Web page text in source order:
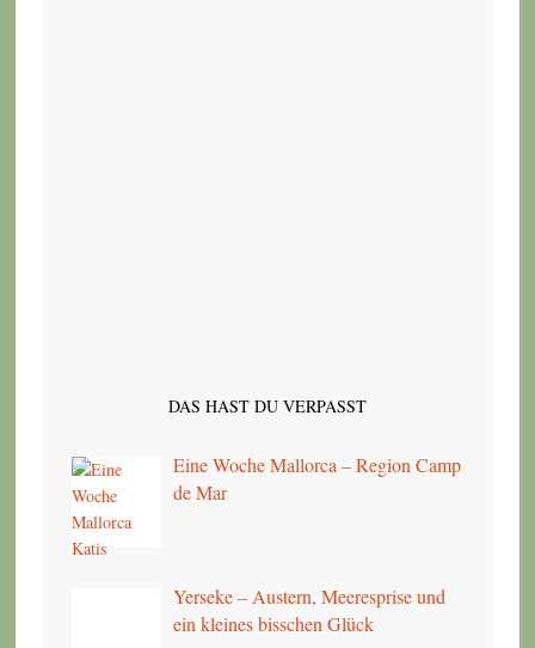
DAS HAST DU VERPASST
Eine Woche Mallorca – Region Camp
de Mar
Yerseke – Austern, Meeresprise und
ein kleines bisschen Glück